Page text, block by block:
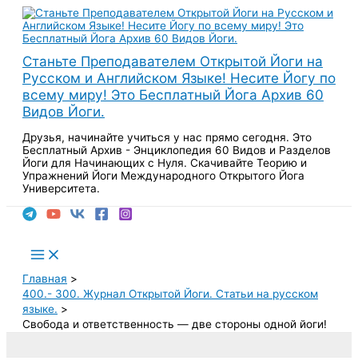
Перейти
содержимому
Станьте Преподавателем Открытой Йоги на
Русском и Английском Языке! Несите Йогу по
всему миру! Это Бесплатный Йога Архив 60
Видов Йоги.
Друзья, начинайте учиться у нас прямо сегодня. Это
Бесплатный Архив - Энциклопедия 60 Видов и Разделов
Йоги для Начинающих с Нуля. Скачивайте Теорию и
Упражнений Йоги Международного Открытого Йога
Университета.
Main
Menu
Главная
400.- 300. Журнал Открытой Йоги. Статьи на русском
языке.
Свобода и ответственность — две стороны одной йоги!